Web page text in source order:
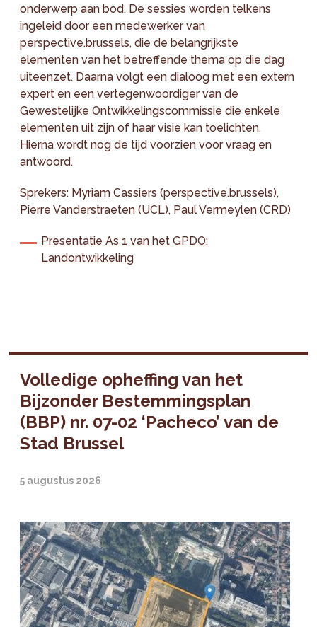
onderwerp aan bod. De sessies worden telkens
ingeleid door een medewerker van
perspective.brussels, die de belangrijkste
elementen van het betreffende thema op die dag
uiteenzet. Daarna volgt een dialoog met een extern
expert en een vertegenwoordiger van de
Gewestelijke Ontwikkelingscommissie die enkele
elementen uit zijn of haar visie kan toelichten.
Hierna wordt nog de tijd voorzien voor vraag en
antwoord.
Sprekers: Myriam Cassiers (perspective.brussels),
Pierre Vanderstraeten (UCL), Paul Vermeylen (CRD)
Presentatie As 1 van het GPDO:
Landontwikkeling
Volledige opheffing van het
Bijzonder Bestemmingsplan
(BBP) nr. 07-02 ‘Pacheco’ van de
Stad Brussel
5 augustus 2026